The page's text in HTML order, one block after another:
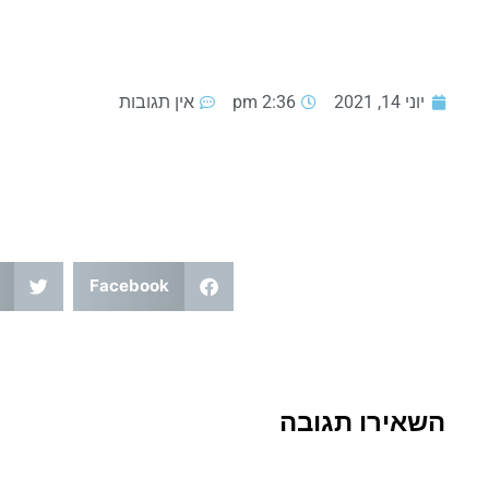
יוני 14, 2021 2:36 pm אין תגובות
Facebook
השאירו תגובה